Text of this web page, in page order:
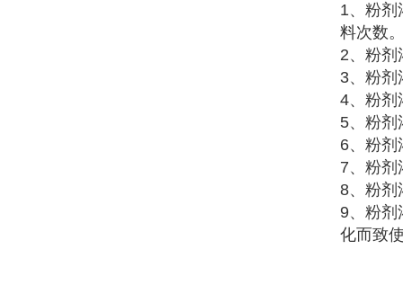
1、粉剂
料次数
2、粉剂
3、粉剂
4、粉剂
5、粉剂
6、粉剂
7、粉剂
8、粉剂
9、粉剂
化而致